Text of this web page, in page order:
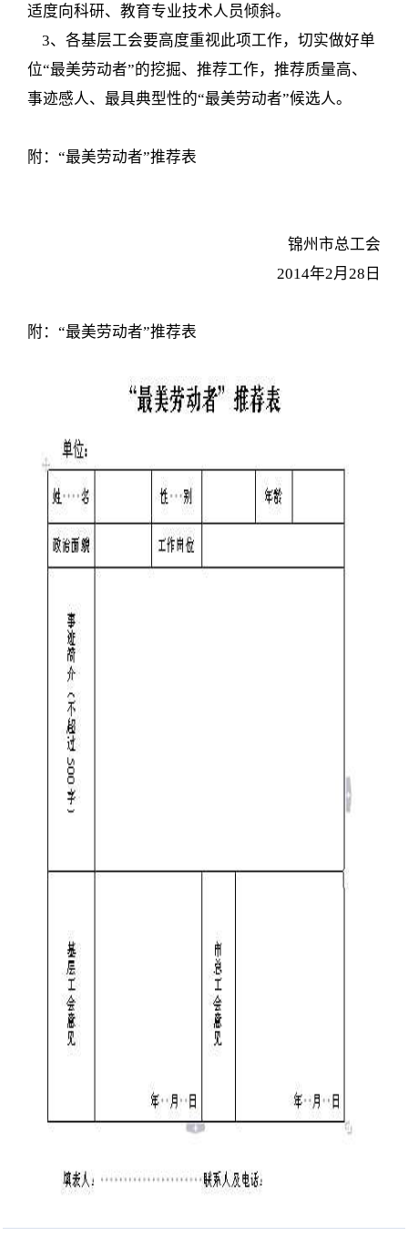
适度向科研、教育专业技术人员倾斜。
3、各基层工会要高度重视此项工作，切实做好单
位“最美劳动者”的挖掘、推荐工作，推荐质量高、
事迹感人、最具典型性的“最美劳动者”候选人。
附：“最美劳动者”推荐表
锦州市总工会
2014年2月28日
附：“最美劳动者”推荐表